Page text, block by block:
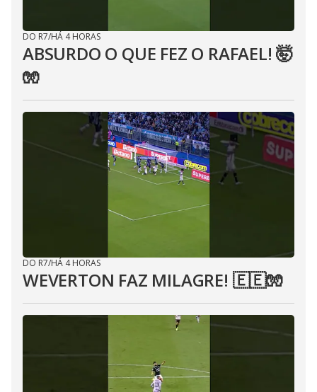
DO R7/HÁ 4 HORAS
ABSURDO O QUE FEZ O RAFAEL! 🤯
🧤
DO R7/HÁ 4 HORAS
WEVERTON FAZ MILAGRE! 🇪🇪🧤